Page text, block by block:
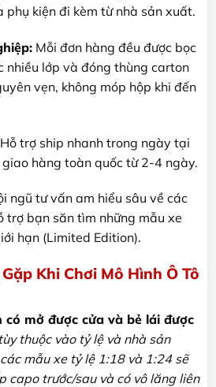
phụ kiện đi kèm từ nhà sản xuất.
Mỗi đơn hàng đều được bọc
nhiều lớp và đóng thùng carton
vẹn, không móp hộp khi đến
Hỗ trợ ship nhanh trong ngày tại
hàng toàn quốc từ 2-4 ngày.
ngũ tư vấn am hiểu sâu về các
trợ bạn săn tìm những mẫu xe
hạn (Limited Edition).
Khi Chơi Mô Hình Ô Tô
mở được cửa và bẻ lái được
thuộc vào tỷ lệ và nhà sản
mẫu xe tỷ lệ 1:18 và 1:24 sẽ
capo trước/sau và có vô lăng liên